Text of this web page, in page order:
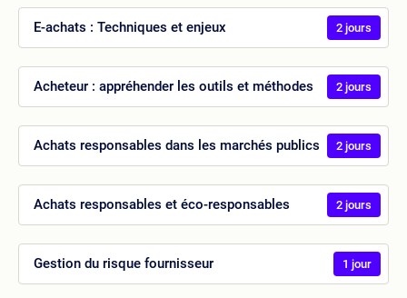
E-achats : Techniques et enjeux 2 jours
Acheteur : appréhender les outils et méthodes 2 jours
Achats responsables dans les marchés publics 2 jours
Achats responsables et éco-responsables 2 jours
Gestion du risque fournisseur 1 jour